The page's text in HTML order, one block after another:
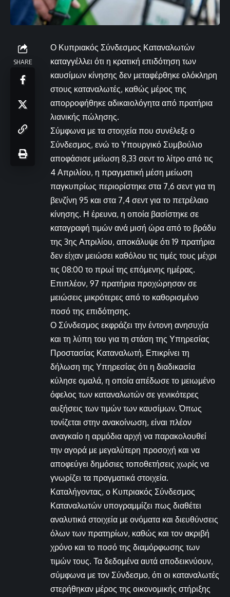
SHARE
Ο Κυπριακός Σύνδεσμος Καταναλωτών
καταγγέλλει ότι η κρατική επιδότηση των
καυσίμων κίνησης δεν μεταφέρθηκε ολόκληρη
στους καταναλωτές, καθώς μέρος της
απορροφήθηκε αδικαιολόγητα από πρατήρια
λιανικής πώλησης.
Σύμφωνα με τα στοιχεία που συνέλεξε ο
Σύνδεσμος, ενώ το Υπουργικό Συμβούλιο
αποφάσισε μείωση 8,33 σεντ το λίτρο από τις
4 Απριλίου, η πραγματική μέση μείωση
παγκυπρίως περιορίστηκε στα 7,6 σεντ για τη
βενζίνη 95 και στα 7,4 σεντ για το πετρέλαιο
κίνησης. Η έρευνα, η οποία βασίστηκε σε
καταγραφή τιμών ανά μισή ώρα από το βράδυ
της 3ης Απριλίου, αποκάλυψε ότι 19 πρατήρια
δεν είχαν μειώσει καθόλου τις τιμές τους μέχρι
τις 08:00 το πρωί της επόμενης ημέρας.
Επιπλέον, 97 πρατήρια προχώρησαν σε
μειώσεις μικρότερες από το καθορισμένο
ποσό της επιδότησης.
Ο Σύνδεσμος εκφράζει την έντονη ανησυχία
και τη λύπη του για τη στάση της Υπηρεσίας
Προστασίας Καταναλωτή. Επικρίνει τη
δήλωση της Υπηρεσίας ότι η διαδικασία
κύλησε ομαλά, η οποία απέδωσε το μειωμένο
όφελος των καταναλωτών σε γενικότερες
αυξήσεις των τιμών των καυσίμων. Όπως
τονίζεται στην ανακοίνωση, είναι πλέον
αναγκαίο η αρμόδια αρχή να παρακολουθεί
την αγορά με μεγαλύτερη προσοχή και να
αποφεύγει δημόσιες τοποθετήσεις χωρίς να
γνωρίζει τα πραγματικά στοιχεία.
Καταλήγοντας, ο Κυπριακός Σύνδεσμος
Καταναλωτών υπογραμμίζει πως διαθέτει
αναλυτικά στοιχεία με ονόματα και διευθύνσεις
όλων των πρατηρίων, καθώς και τον ακριβή
χρόνο και το ποσό της διαμόρφωσης των
τιμών τους. Τα δεδομένα αυτά αποδεικνύουν,
σύμφωνα με τον Σύνδεσμο, ότι οι καταναλωτές
στερήθηκαν μέρος της οικονομικής στήριξης